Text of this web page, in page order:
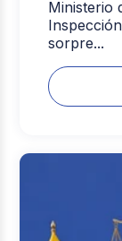
Ministerio
sorpre...